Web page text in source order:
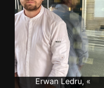
Erwan Ledru, «